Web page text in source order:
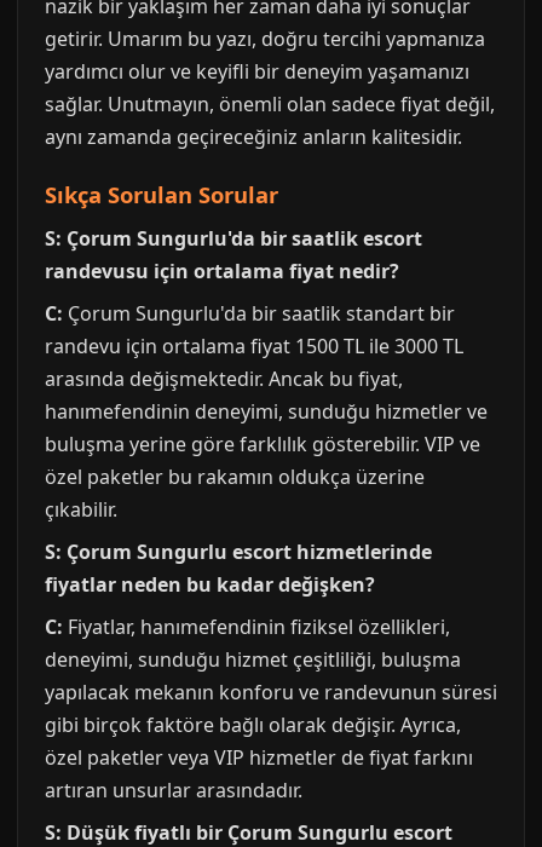
nazik bir yaklaşım her zaman daha iyi sonuçlar
getirir. Umarım bu yazı, doğru tercihi yapmanıza
yardımcı olur ve keyifli bir deneyim yaşamanızı
sağlar. Unutmayın, önemli olan sadece fiyat değil,
aynı zamanda geçireceğiniz anların kalitesidir.
Sıkça Sorulan Sorular
S: Çorum Sungurlu'da bir saatlik escort
randevusu için ortalama fiyat nedir?
C: Çorum Sungurlu'da bir saatlik standart bir
randevu için ortalama fiyat 1500 TL ile 3000 TL
arasında değişmektedir. Ancak bu fiyat,
hanımefendinin deneyimi, sunduğu hizmetler ve
buluşma yerine göre farklılık gösterebilir. VIP ve
özel paketler bu rakamın oldukça üzerine
çıkabilir.
S: Çorum Sungurlu escort hizmetlerinde
fiyatlar neden bu kadar değişken?
C: Fiyatlar, hanımefendinin fiziksel özellikleri,
deneyimi, sunduğu hizmet çeşitliliği, buluşma
yapılacak mekanın konforu ve randevunun süresi
gibi birçok faktöre bağlı olarak değişir. Ayrıca,
özel paketler veya VIP hizmetler de fiyat farkını
artıran unsurlar arasındadır.
S: Düşük fiyatlı bir Çorum Sungurlu escort